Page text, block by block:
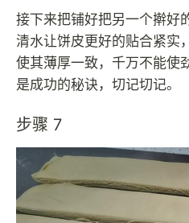
接下来把铺好把另一个擀好
清水让饼皮更好的贴合紧实
使其薄厚一致，千万不能使
是成功的秘诀，切记切记。
步骤 7